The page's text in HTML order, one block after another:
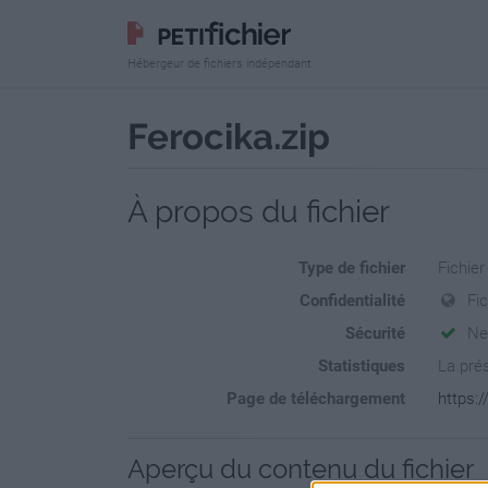
Hébergeur de fichiers indépendant
Ferocika.zip
À propos du fichier
Type de fichier
Confidentialité
Sécurité
Statistiques
La
Page de téléchargement
Aperçu du contenu du fichier